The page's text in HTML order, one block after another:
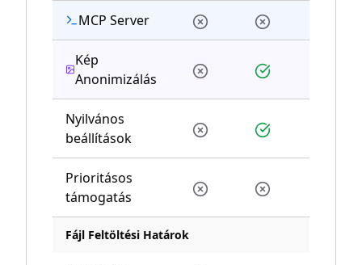
MCP Server
Kép
Anonimizálás
Nyilvános
beállítások
Prioritásos
támogatás
Fájl Feltöltési Határok